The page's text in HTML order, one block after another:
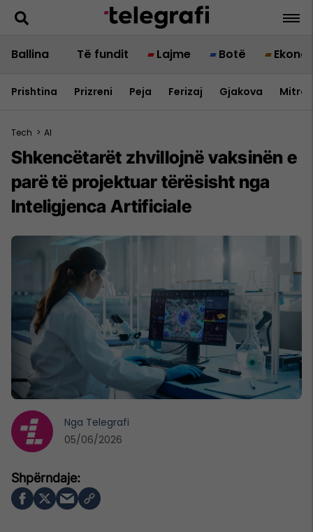
Ballina Të fundit Lajme Botë
Prishtina Prizreni Peja Ferizaj Gjakova
Tech > AI
Shkencëtarët zhvillojnë vaksinën e
parë të projektuar tërësisht nga
Inteligjenca Artificiale
Nga Telegrafi
05/06/2026